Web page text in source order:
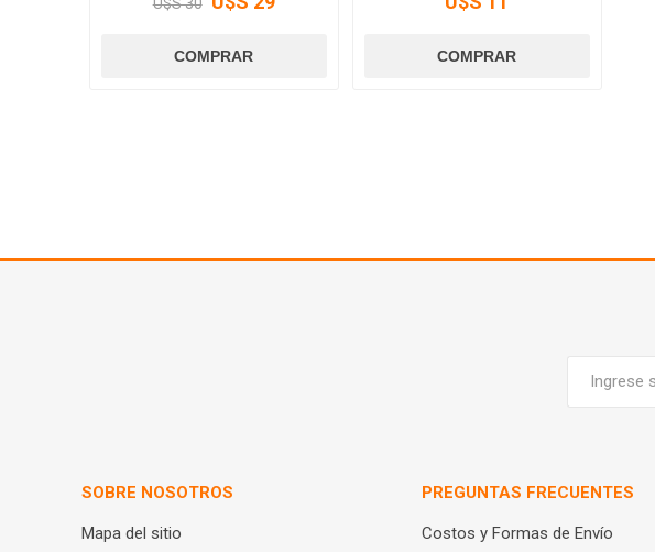
SOBRE NOSOTROS
Mapa del sitio
PREGUNTAS FRECUENTES
Costos y Formas de Envío